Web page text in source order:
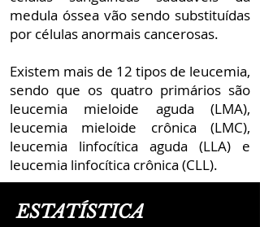
medula óssea vão sendo substituídas
por células anormais cancerosas.
Existem mais de 12 tipos de leucemia,
sendo que os quatro primários são
leucemia mieloide aguda (LMA),
leucemia mieloide crônica (LMC),
leucemia linfocítica aguda (LLA) e
leucemia linfocítica crônica (CLL).
ESTATÍSTICA